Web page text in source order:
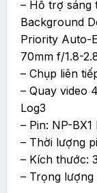
– Hỗ trợ sáng
Background
Priority Auto-
70mm f/1.8-
– Chụp liên
– Quay video
Log3
– Pin: NP-
– Thời lượng
– Kích thước:
– Trọng lượng